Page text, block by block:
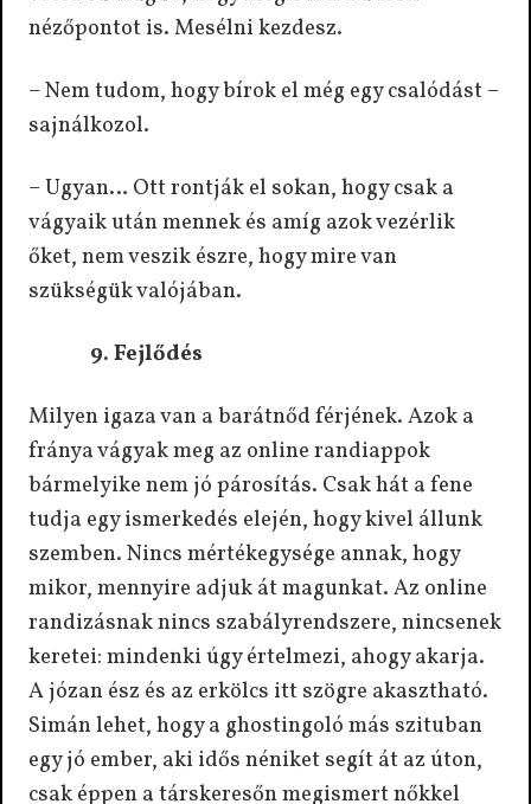
nézőpontot is. Mesélni kezdesz.
– Nem tudom, hogy bírok el még egy csalódást –
sajnálkozol.
– Ugyan… Ott rontják el sokan, hogy csak a
vágyaik után mennek és amíg azok vezérlik
őket, nem veszik észre, hogy mire van
szükségük valójában.
9. Fejlődés
Milyen igaza van a barátnőd férjének. Azok a
fránya vágyak meg az online randiappok
bármelyike nem jó párosítás. Csak hát a fene
tudja egy ismerkedés elején, hogy kivel állunk
szemben. Nincs mértékegysége annak, hogy
mikor, mennyire adjuk át magunkat. Az online
randizásnak nincs szabályrendszere, nincsenek
keretei: mindenki úgy értelmezi, ahogy akarja.
A józan ész és az erkölcs itt szögre akasztható.
Simán lehet, hogy a ghostingoló más szituban
egy jó ember, aki idős néniket segít át az úton,
csak éppen a társkeresőn megismert nőkkel